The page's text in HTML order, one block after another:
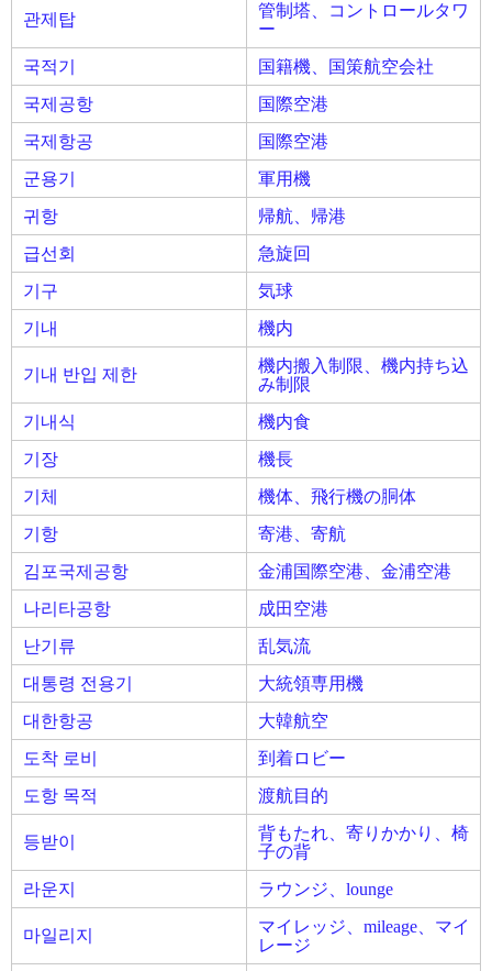
관제탑
管制塔、コントロールタワ
ー
국적기
国籍機、国策航空会社
국제공항
国際空港
국제항공
国際空港
군용기
軍用機
귀항
帰航、帰港
급선회
急旋回
기구
気球
기내
機内
기내 반입 제한
機内搬入制限、機内持ち込
み制限
기내식
機内食
기장
機長
기체
機体、飛行機の胴体
기항
寄港、寄航
김포국제공항
金浦国際空港、金浦空港
나리타공항
成田空港
난기류
乱気流
대통령 전용기
大統領専用機
대한항공
大韓航空
도착 로비
到着ロビー
도항 목적
渡航目的
등받이
背もたれ、寄りかかり、椅
子の背
라운지
ラウンジ、lounge
마일리지
マイレッジ、mileage、マイ
レージ